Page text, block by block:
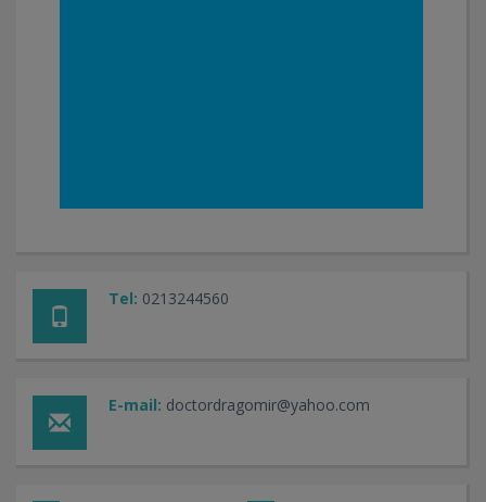
Tel: 0213244560
E-mail: doctordragomir@yahoo.com